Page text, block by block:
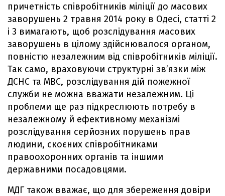
причетність співробітників міліції до масових
заворушень 2 травня 2014 року в Одесі, статті 2
і 3 вимагають, щоб розслідування масових
заворушень в цілому здійснювалося органом,
повністю незалежним від співробітників міліції.
Так само, враховуючи структурні зв’язки між
ДСНС та МВС, розслідування дій пожежної
служби не можна вважати незалежним. Ці
проблеми ще раз підкреслюють потребу в
незалежному й ефективному механізмі
розслідування серйозних порушень прав
людини, скоєних співробітниками
правоохоронних органів та іншими
державними посадовцями.
МДГ також вважає, що для збереження довіри